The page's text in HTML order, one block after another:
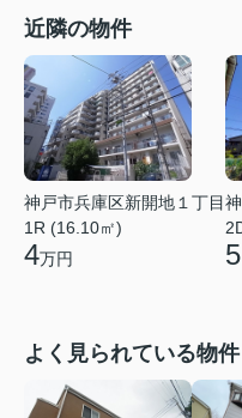
近隣の物件
神戸市兵庫区新開地１丁目
1R (16.10㎡)
4万円
よく見られている物件